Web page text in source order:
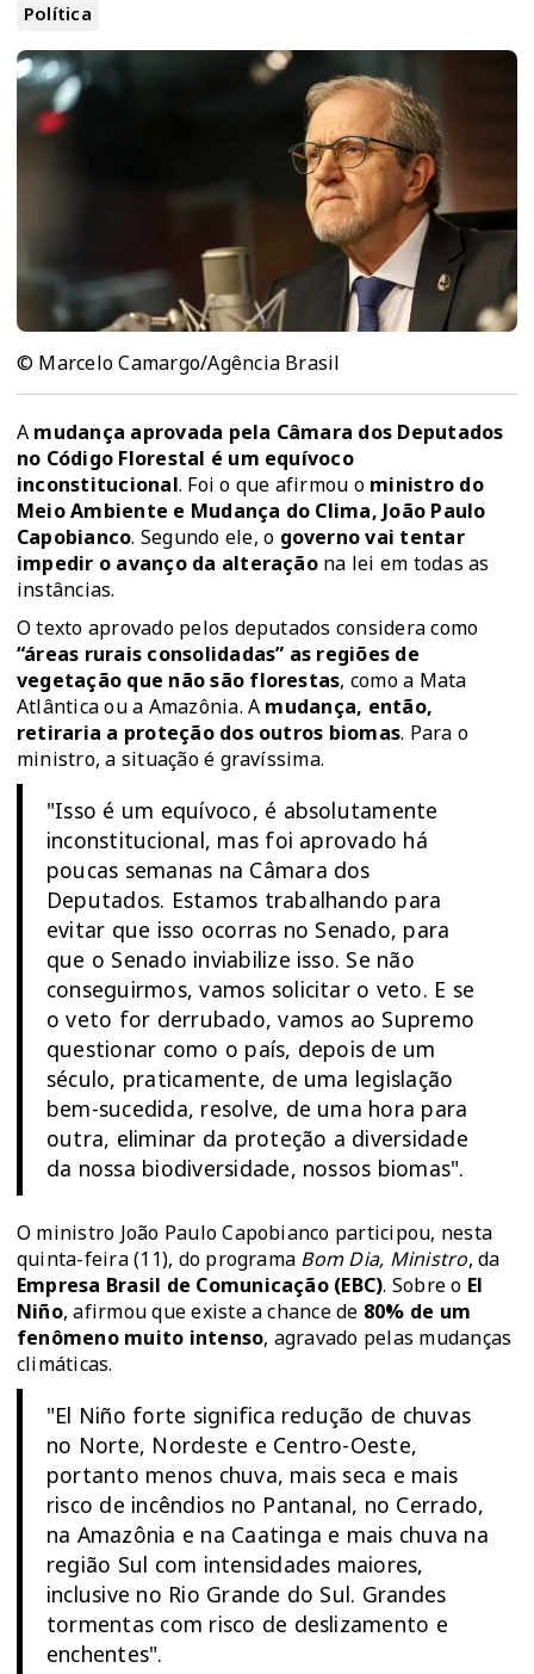
Política
© Marcelo Camargo/Agência Brasil
A mudança aprovada pela Câmara dos Deputados
no Código Florestal é um equívoco
inconstitucional. Foi o que afirmou o ministro do
Meio Ambiente e Mudança do Clima, João Paulo
Capobianco. Segundo ele, o governo vai tentar
impedir o avanço da alteração na lei em todas as
instâncias.
O texto aprovado pelos deputados considera como
“áreas rurais consolidadas” as regiões de
vegetação que não são florestas, como a Mata
Atlântica ou a Amazônia. A mudança, então,
retiraria a proteção dos outros biomas. Para o
ministro, a situação é gravíssima.
"Isso é um equívoco, é absolutamente
inconstitucional, mas foi aprovado há
poucas semanas na Câmara dos
Deputados. Estamos trabalhando para
evitar que isso ocorras no Senado, para
que o Senado inviabilize isso. Se não
conseguirmos, vamos solicitar o veto. E se
o veto for derrubado, vamos ao Supremo
questionar como o país, depois de um
século, praticamente, de uma legislação
bem-sucedida, resolve, de uma hora para
outra, eliminar da proteção a diversidade
da nossa biodiversidade, nossos biomas".
O ministro João Paulo Capobianco participou, nesta
quinta-feira (11), do programa Bom Dia, Ministro, da
Empresa Brasil de Comunicação (EBC). Sobre o El
Niño, afirmou que existe a chance de 80% de um
fenômeno muito intenso, agravado pelas mudanças
climáticas.
"El Niño forte significa redução de chuvas
no Norte, Nordeste e Centro-Oeste,
portanto menos chuva, mais seca e mais
risco de incêndios no Pantanal, no Cerrado,
na Amazônia e na Caatinga e mais chuva na
região Sul com intensidades maiores,
inclusive no Rio Grande do Sul. Grandes
tormentas com risco de deslizamento e
enchentes".